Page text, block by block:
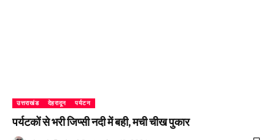
उत्तराखंड देहरादून पर्यटन
पर्यटकों से भरी जिप्सी नदी में बही, मची चीख पुकार